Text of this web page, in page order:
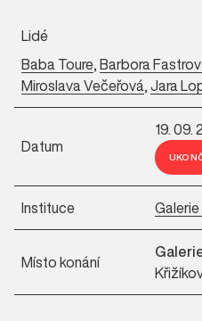
Lidé
Baba Toure,Barbora
Miroslava Večeřová,Jara
Datum
19. 09.
Instituce Galerie
Místo konání